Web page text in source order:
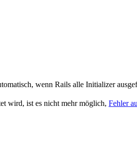
wenn Rails alle Initializer
wird, ist es nicht mehr möglich, Fehler